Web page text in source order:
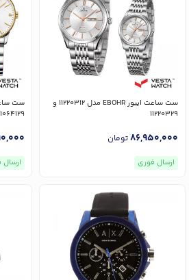
ست ساعت ایبور EBOHR مدل 11220312 و
11220329
86,950,000تومان
ارسال فوری